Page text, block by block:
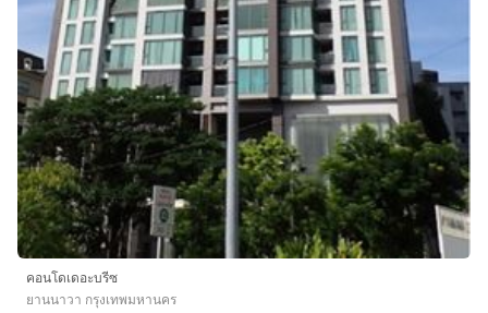
คอนโดเดอะบรีซ
ยานนาวา กรุงเทพมหานคร